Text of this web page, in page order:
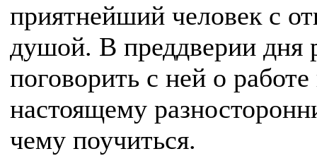
приятнейший человек с
душой. В преддверии
поговорить с ней о
настоящему
чему поучиться.